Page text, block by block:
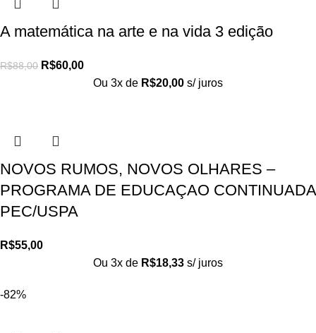
A matemática na arte e na vida 3 edição
R$88,00 R$60,00
Ou 3x de R$20,00 s/ juros
NOVOS RUMOS, NOVOS OLHARES –
PROGRAMA DE EDUCAÇAO CONTINUADA
PEC/USPA
R$55,00
Ou 3x de R$18,33 s/ juros
-82%